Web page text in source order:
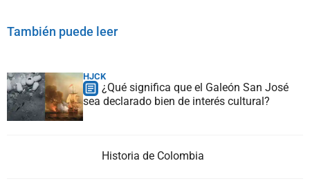
También puede leer
HJCK
¿Qué significa que el Galeón San José
sea declarado bien de interés cultural?
Historia de Colombia